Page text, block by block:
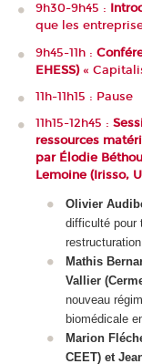
9h30-9h45 :
que les
9h45-11h :
EHESS)«
11h-11h15 : Pause
11h15-12h45 :
ressources
par Élodie
Lemoine (Irisso,
Olivier
difficulté pour
Mathis
Vallier
nouveau
biomédicale
Marion
CEET) et